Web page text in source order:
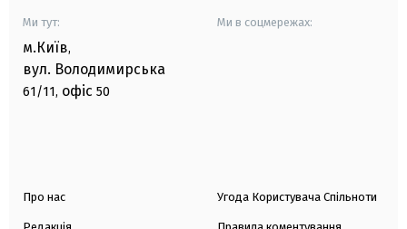
Ми тут:
м.Київ,
вул. Володимирська
61/11, офіс 50
Ми в соцмережах:
Про нас Угода Користувача Спільноти